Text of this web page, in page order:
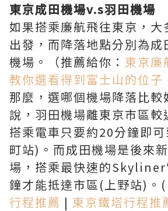
東京成田機場v.s羽田機場
如果搭乘廉航飛往東京，大
出發，而降落地點分別為成
機場。（推薦給你： 東京廉
教你選看得到富士山的位子
那麼，選哪個機場降落比較
說，羽田機場離東京市區較
搭乘電車只要約20分鐘即
町站)。而成田機場是後來
場，搭乘最快速的Skyliner
鐘才能抵達市區(上野站)。
行程推薦 | 東京鐵塔行程推